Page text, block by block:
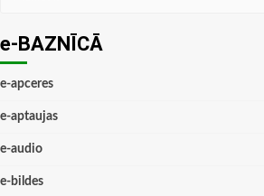
e-BAZNĪCĀ
e-apceres
e-aptaujas
e-audio
e-bildes